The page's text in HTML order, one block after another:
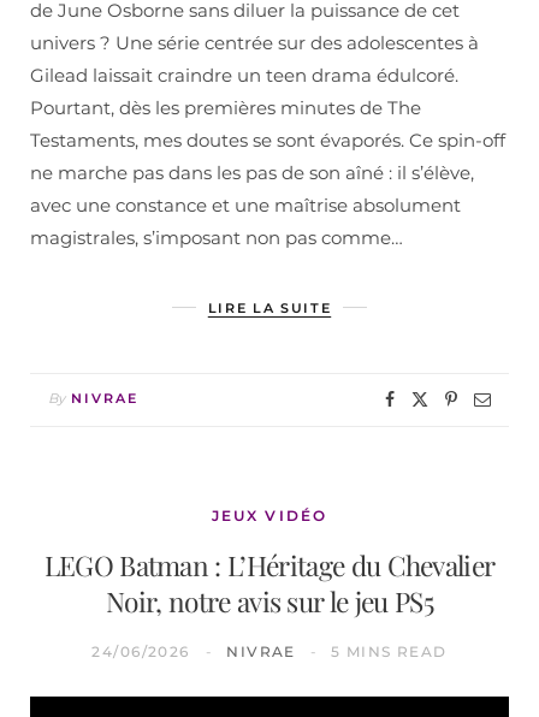
de June Osborne sans diluer la puissance de cet
univers ? Une série centrée sur des adolescentes à
Gilead laissait craindre un teen drama édulcoré.
Pourtant, dès les premières minutes de The
Testaments, mes doutes se sont évaporés. Ce spin-off
ne marche pas dans les pas de son aîné : il s’élève,
avec une constance et une maîtrise absolument
magistrales, s’imposant non pas comme…
LIRE LA SUITE
By NIVRAE
JEUX VIDÉO
LEGO Batman : L’Héritage du Chevalier
Noir, notre avis sur le jeu PS5
24/06/2026 NIVRAE 5 MINS READ